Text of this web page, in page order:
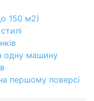
150 м2)
одну машину
першому поверсі